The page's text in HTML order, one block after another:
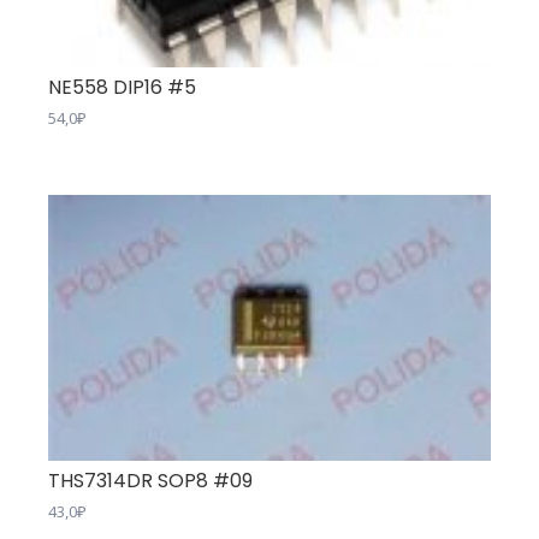
NE558 DIP16 #5
54,0₽
THS7314DR SOP8 #09
43,0₽